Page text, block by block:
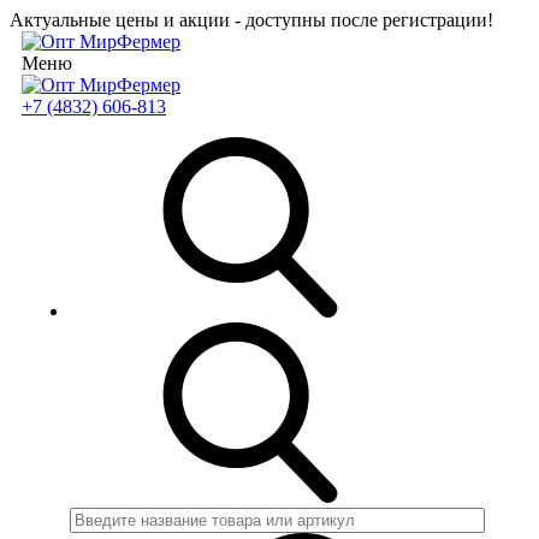
Актуальные цены и акции - доступны после регистрации!
Меню
+7 (4832) 606-813